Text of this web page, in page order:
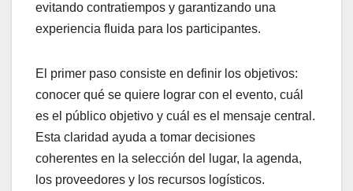
evitando contratiempos y garantizando una
experiencia fluida para los participantes.
El primer paso consiste en definir los objetivos:
conocer qué se quiere lograr con el evento, cuál
es el público objetivo y cuál es el mensaje central.
Esta claridad ayuda a tomar decisiones
coherentes en la selección del lugar, la agenda,
los proveedores y los recursos logísticos.